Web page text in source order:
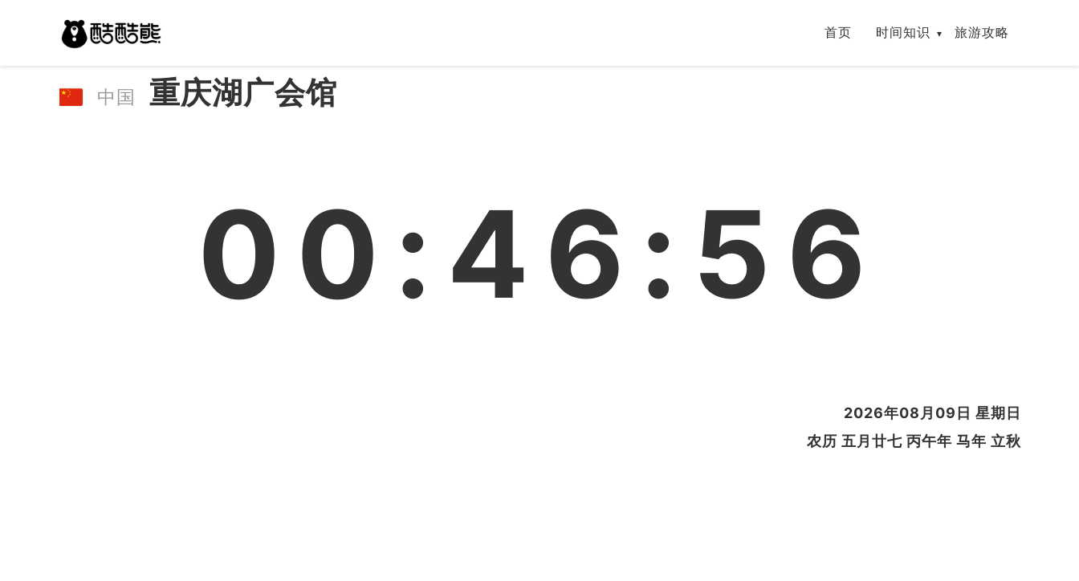
首页 时间知识 旅游攻略
中国 重庆湖广会馆
00:46:56
2026年08月09日 星期日
农历 五月廿七 丙午年 马年 立秋